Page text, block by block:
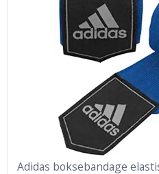
Adidas boksebandage